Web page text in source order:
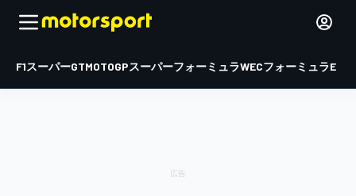
F1スーパーGTMOTOGPスーパーフォーミュラWECフォーミュラE